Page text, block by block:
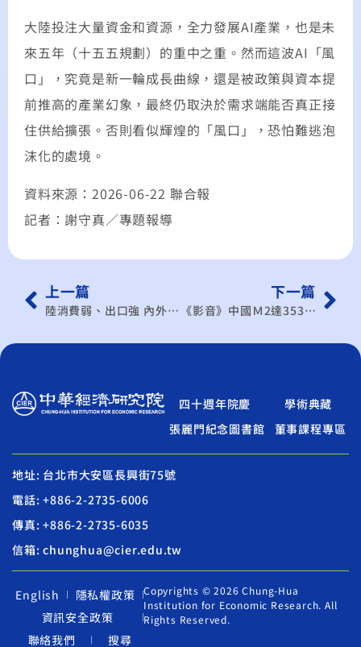
大陸投注大量資金和資源，全力發展AI產業，也是未
來五年（十五五規劃）的重中之重。然而這波AI「風
口」，究竟是新一輪成長曲線，還是被政策與資本提
前推高的產業幻象，最終仍取決於需求端能否真正接
住供給擴張。否則看似輝煌的「風口」，恐怕難逃泡
沫化的處境。
資料來源：2026-06-22 聯合報
記者：謝守真／專題報導
上一篇
陸消費弱、出口強 內外失衡浮上檯面
下一篇
《影音》中國Ｍ2達353兆人民幣..怎民眾生活更苦？中國移民潮 買房沒送身份 避險？套牢？
四十週年院慶
學術典藏
張麗門紀念圖書館
董事課程專區
地址: 台北市大安區長興街75號
電話: +886-2-2735-6006
傳真: +886-2-2735-6035
信箱: chunghua@cier.edu.tw
English
隱私權政策
資訊安全政策
聯絡我們
搜尋
Copyrights © 2026 Chung-Hua
Institution for Economic Research. All
Rights Reserved.